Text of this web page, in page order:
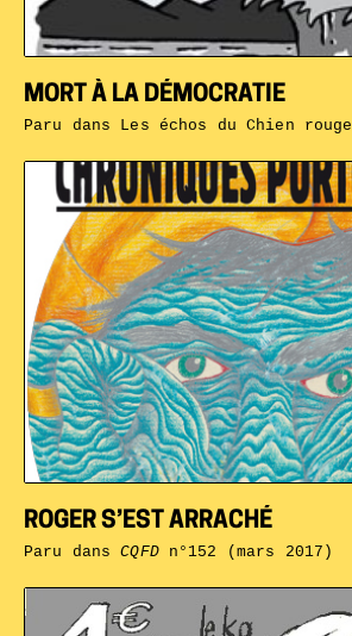
ROGER S’EST ARRACHÉ
Paru dansCQFDn°152 (mars 2017)
MORT À LA DÉMOCRATIE
Paru dans Les échos du Chien rouge